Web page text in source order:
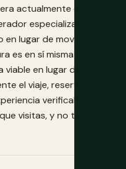
actualmente canaliza a
especializado con
lugar de movimiento
es en sí misma parte de
en lugar de
el viaje, reserva a
verificable y
visitas, y no te desvíes